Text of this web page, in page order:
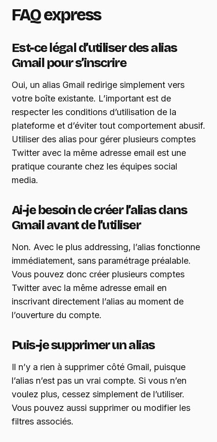
FAQ express
Est-ce légal d’utiliser des alias
Gmail pour s’inscrire
Oui, un alias Gmail redirige simplement vers
votre boîte existante. L’important est de
respecter les conditions d’utilisation de la
plateforme et d’éviter tout comportement abusif.
Utiliser des alias pour gérer plusieurs comptes
Twitter avec la même adresse email est une
pratique courante chez les équipes social
media.
Ai-je besoin de créer l’alias dans
Gmail avant de l’utiliser
Non. Avec le plus addressing, l’alias fonctionne
immédiatement, sans paramétrage préalable.
Vous pouvez donc créer plusieurs comptes
Twitter avec la même adresse email en
inscrivant directement l’alias au moment de
l’ouverture du compte.
Puis-je supprimer un alias
Il n’y a rien à supprimer côté Gmail, puisque
l’alias n’est pas un vrai compte. Si vous n’en
voulez plus, cessez simplement de l’utiliser.
Vous pouvez aussi supprimer ou modifier les
filtres associés.